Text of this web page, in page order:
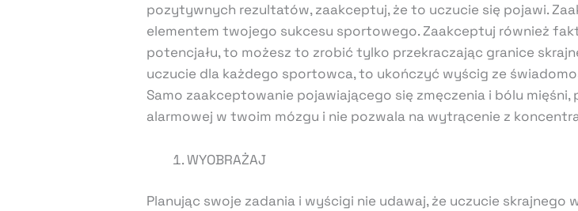
pozytywnych rezultatów, zaakceptuj, że to uczucie się pojawi.
elementem twojego sukcesu sportowego. Zaakceptuj również
potencjału, to możesz to zrobić tylko przekraczając granice
uczucie dla każdego sportowca, to ukończyć wyścig ze
Samo zaakceptowanie pojawiającego się zmęczenia i bólu
alarmowej w twoim mózgu i nie pozwala na wytrącenie z
WYOBRAŻAJ
Planując swoje zadania i wyścigi nie udawaj, że uczucie skrajnego